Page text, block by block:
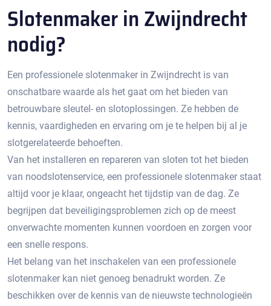
Slotenmaker in Zwijndrecht
nodig?
Een professionele slotenmaker in Zwijndrecht is van
onschatbare waarde als het gaat om het bieden van
betrouwbare sleutel- en slotoplossingen.​ Ze hebben de
kennis, vaardigheden en ervaring om je te helpen bij al je
slotgerelateerde behoeften.​
Van het installeren en repareren van sloten tot het bieden
van noodslotenservice, een professionele slotenmaker staat
altijd voor je klaar, ongeacht het tijdstip van de dag.​ Ze
begrijpen dat beveiligingsproblemen zich op de meest
onverwachte momenten kunnen voordoen en zorgen voor
een snelle respons.​
Het belang van het inschakelen van een professionele
slotenmaker kan niet genoeg benadrukt worden. Ze
beschikken over de kennis van de nieuwste technologieën